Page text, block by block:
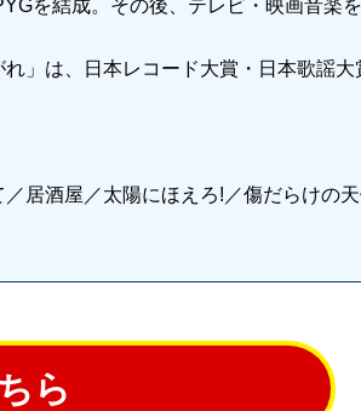
を結成。その後、テレビ・映画音楽
」は、日本レコード大賞・日本歌謡
居酒屋／太陽にほえろ!／傷だらけの
ら